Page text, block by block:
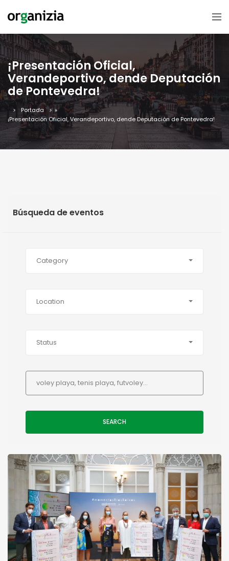
¡Presentación Oficial,
Verandeportivo, dende Deputación
de Pontevedra!
Portada
»
¡Presentación Oficial, Verandeportivo, dende Deputación de Pontevedra!
Búsqueda de eventos
Category
Location
Status
SEARCH